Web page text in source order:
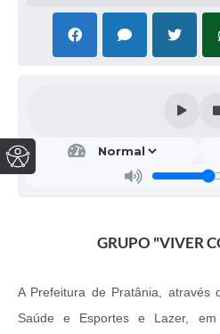
GRUPO "VIVER
A Prefeitura de Pratânia, através
Saúde e Esportes e Lazer,